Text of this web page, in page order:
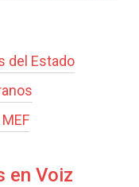
del Estado
en Voiz